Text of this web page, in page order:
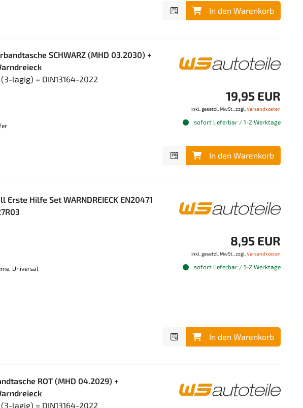
In den Warenkorb
SCHWARZ (MHD 03.2030) +
lagig) = DIN13164-2022
19,95 EUR
inkl. gesetzl. MwSt., zzgl. Versandkosten
sofort lieferbar / 1-2 Werktage
In den Warenkorb
Erste Hilfe Set WARNDREIECK EN20471
Universal
8,95 EUR
inkl. gesetzl. MwSt., zzgl. Versandkosten
sofort lieferbar / 1-2 Werktage
In den Warenkorb
ROT (MHD 04.2029) +
lagig) = DIN13164-2022